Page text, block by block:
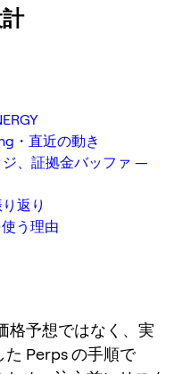
・直近の動き
、証拠金バッファ —
返り
う理由
格予想ではなく、実
Perps の手順で